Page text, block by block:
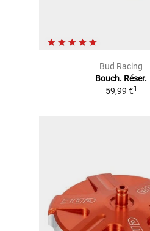
Bud Racing
Bouch. Réser.
59,99 €1